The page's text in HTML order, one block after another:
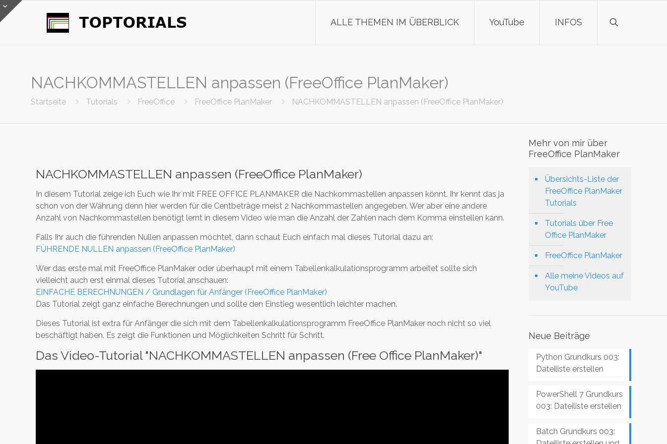
ALLE THEMEN IM ÜBERBLICK YouTube INFOS
NACHKOMMASTELLEN anpassen (FreeOffice PlanMaker)
Startseite Tutorials FreeOffice FreeOffice PlanMaker NACHKOMMASTELLEN anpassen (FreeOffice PlanMaker)
NACHKOMMASTELLEN anpassen (FreeOffice PlanMaker)
In diesem Tutorial zeige ich Euch wie Ihr mit FREE OFFICE PLANMAKER die Nachkommastellen anpassen könnt. Ihr kennt das ja
schon von der Währung denn hier werden für die Centbeträge meist 2 Nachkommastellen angegeben. Wer aber eine andere
Anzahl von Nachkommastellen benötigt lernt in diesem Video wie man die Anzahl der Zahlen nach dem Komma einstellen kann.
Falls Ihr auch die führenden Nullen anpassen möchtet, dann schaut Euch einfach mal dieses Tutorial dazu an:
FÜHRENDE NULLEN anpassen (FreeOffice PlanMaker)
Wer das erste mal mit FreeOffice PlanMaker oder überhaupt mit einem Tabellenkalkulationsprogramm arbeitet sollte sich
vielleicht auch erst einmal dieses Tutorial anschauen:
EINFACHE BERECHNUNGEN / Grundlagen für Anfänger (FreeOffice PlanMaker)
Das Tutorial zeigt ganz einfache Berechnungen und sollte den Einstieg wesentlich leichter machen.
Dieses Tutorial ist extra für Anfänger die sich mit dem Tabellenkalkulationsprogramm FreeOffice PlanMaker noch nicht so viel
beschäftigt haben. Es zeigt die Funktionen und Möglichkeiten Schritt für Schritt.
Das Video-Tutorial "NACHKOMMASTELLEN anpassen (Free Office PlanMaker)"
Mehr von mir über
FreeOffice PlanMaker
Übersichts-Liste der
FreeOffice PlanMaker
Tutorials
Tutorials über Free
Office PlanMaker
FreeOffice PlanMaker
Alle meine Videos auf
YouTube
Neue Beiträge
Python Grundkurs 003:
Dateiliste erstellen
PowerShell 7 Grundkurs
003: Dateiliste erstellen
Batch Grundkurs 003: